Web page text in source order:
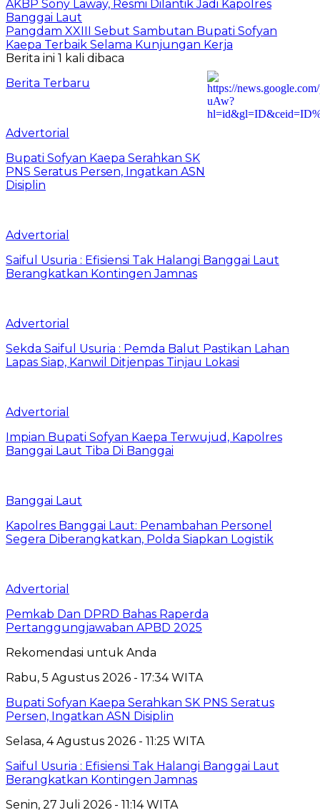
AKBP Sony Laway, Resmi Dilantik Jadi Kapolres
Banggai Laut
Pangdam XXIII Sebut Sambutan Bupati Sofyan
Kaepa Terbaik Selama Kunjungan Kerja
Berita ini 1 kali dibaca
Berita Terbaru
Advertorial
Bupati Sofyan Kaepa Serahkan SK
PNS Seratus Persen, Ingatkan ASN
Disiplin
Advertorial
Saiful Usuria : Efisiensi Tak Halangi Banggai Laut
Berangkatkan Kontingen Jamnas
Advertorial
Sekda Saiful Usuria : Pemda Balut Pastikan Lahan
Lapas Siap, Kanwil Ditjenpas Tinjau Lokasi
Advertorial
Impian Bupati Sofyan Kaepa Terwujud, Kapolres
Banggai Laut Tiba Di Banggai
Banggai Laut
Kapolres Banggai Laut: Penambahan Personel
Segera Diberangkatkan, Polda Siapkan Logistik
Advertorial
Pemkab Dan DPRD Bahas Raperda
Pertanggungjawaban APBD 2025
Rekomendasi untuk Anda
Rabu, 5 Agustus 2026 - 17:34 WITA
Bupati Sofyan Kaepa Serahkan SK PNS Seratus
Persen, Ingatkan ASN Disiplin
Selasa, 4 Agustus 2026 - 11:25 WITA
Saiful Usuria : Efisiensi Tak Halangi Banggai Laut
Berangkatkan Kontingen Jamnas
Senin, 27 Juli 2026 - 11:14 WITA